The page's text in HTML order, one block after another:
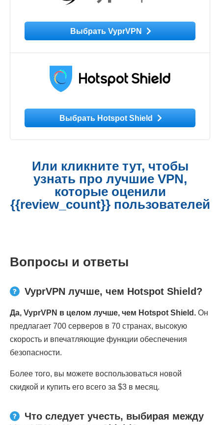
Выбрать VyprVPN
Выбрать Hotspot Shield
Или кликните тут, чтобы
узнать про лучшие VPN,
которые оценили
{{review_count}} пользователей
Вопросы и ответы
VyprVPN лучше, чем Hotspot Shield?
Да, VyprVPN в целом лучше, чем Hotspot Shield. Он
предлагает 700 серверов в 70 странах, высокую
скорость и впечатляющие функции обеспечения
безопасности.
Более того, вы можете воспользоваться новой
скидкой и купить его всего за $3 в месяц.
Что следует учесть, выбирая между